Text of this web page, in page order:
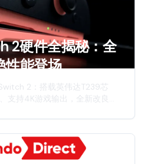
2硬件全揭秘：全
性能登场
2：搭载英伟达T239芯
支持4K游戏输出，全新改良版
验。